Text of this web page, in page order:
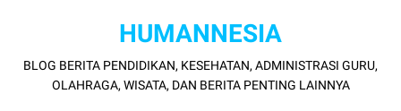
HUMANNESIA
BLOG BERITA PENDIDIKAN, KESEHATAN, ADMINISTRASI GURU,
OLAHRAGA, WISATA, DAN BERITA PENTING LAINNYA